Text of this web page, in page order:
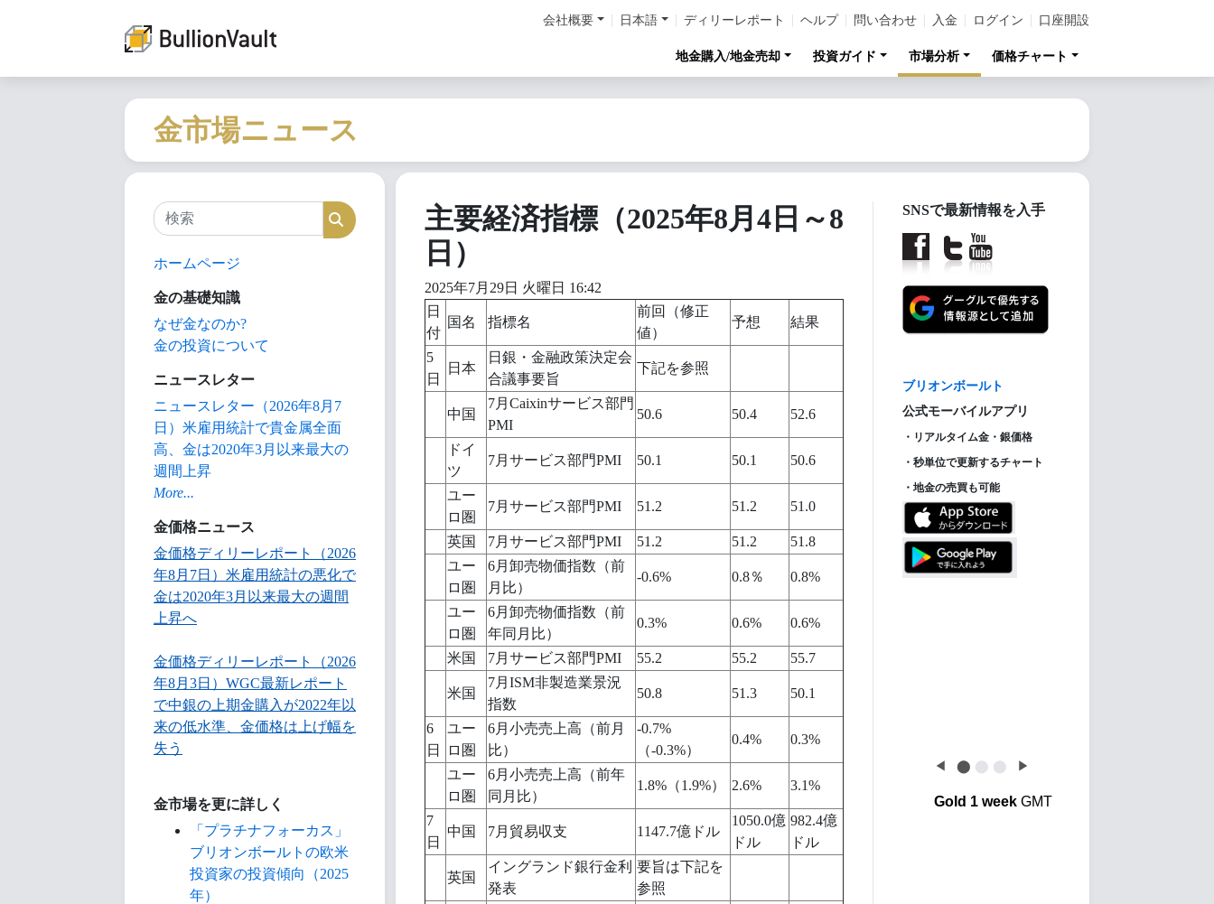
会社概要 日本語 ディリーレポート ヘルプ 問い合わせ 入金 ログイン 口座開設
地金購入/地金売却 投資ガイド 市場分析 価格チャート
金市場ニュース
検索 検索
ホームページ
金の基礎知識
なぜ金なのか?
金の投資について
ニュースレター
ニュースレター（2026年8月7
日）米雇用統計で貴金属全面
高、金は2020年3月以来最大の
週間上昇
More...
金価格ニュース
金価格ディリーレポート（2026
年8月7日）米雇用統計の悪化で
金は2020年3月以来最大の週間
上昇へ
金価格ディリーレポート（2026
年8月3日）WGC最新レポート
で中銀の上期金購入が2022年以
来の低水準、金価格は上げ幅を
失う
金市場を更に詳しく
「プラチナフォーカス」
ブリオンボールトの欧米
投資家の投資傾向（2025
年）
主要経済指標（2025年8月4日～8
日）
2025年7月29日 火曜日 16:42
日
付
国名 指標名
前回（修正
値）
予想 結果
5
日
日本
日銀・金融政策決定会
合議事要旨
下記を参照
中国
7月Caixinサービス部門
PMI
50.6 50.4 52.6
ドイ
ツ
7月サービス部門PMI 50.1 50.1 50.6
ユー
ロ圏
7月サービス部門PMI 51.2 51.2 51.0
英国 7月サービス部門PMI 51.2 51.2
51.8
ユー
ロ圏
6月卸売物価指数（前
月比）
-0.6% 0.8％ 0.8%
ユー
ロ圏
6月卸売物価指数（前
年同月比）
0.3% 0.6% 0.6%
米国 7月サービス部門PMI 55.2 55.2 55.7
米国
7月ISM非製造業景況
指数
50.8 51.3 50.1
6
日
ユー
ロ圏
6月小売売上高（前月
比）
-0.7%
（-0.3%）
0.4% 0.3%
ユー
ロ圏
6月小売売上高（前年
同月比）
1.8%（1.9%） 2.6% 3.1%
7
日
中国 7月貿易収支 1147.7億ドル
1050.0億
ドル
982.4億
ドル
英国
イングランド銀行金利
発表
要旨は下記を
参照
SNSで最新情報を入手
【金投資家インデック
ス】
New! 【金投資家インデッ
クス】金価格は下げ止
◀ ⬤ ⬤ ⬤ ▶
Gold 1 weekGMT